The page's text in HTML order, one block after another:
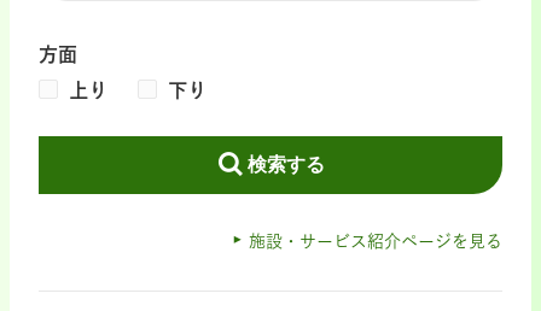
方面
上り
下り
検索する
施設・サービス紹介ページを見る